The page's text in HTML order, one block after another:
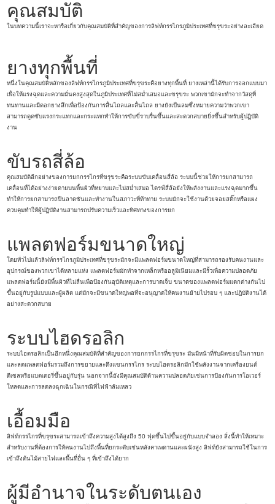
คุณสมบัติ
ในบทความนี้เราจะหารือเกี่ยวกับคุณสมบัติที่สำคัญของการลิฟท์กรรไกรภูมิประเทศที่ขรุขระอย่างละเอียด
ยางทุกพื้นที่
หนึ่งในคุณสมบัติหลักของลิฟท์กรรไกรภูมิประเทศที่ขรุขระคือยางทุกพื้นที่ ยางเหล่านี้ได้รับการออกแบบมา
เพื่อให้แรงฉุดและความมั่นคงสูงสุดในภูมิประเทศที่ไม่สม่ำเสมอและขรุขระ พวกเขามักจะทำจากวัสดุที่
ทนทานและมีดอกยางลึกเพื่อป้องกันการลื่นไถลและลื่นไถล ยางยังเป็นลมซึ่งหมายความว่าพวกเขา
สามารถดูดซับแรงกระแทกและกระแทกทำให้การขับขี่ราบรื่นขึ้นและสะดวกสบายยิ่งขึ้นสำหรับผู้ปฏิบัติ
งาน
ขับรถสี่ล้อ
คุณสมบัติอีกอย่างของการยกกรรไกรที่ขรุขระคือระบบขับเคลื่อนสี่ล้อ ระบบนี้ช่วยให้การยกสามารถ
เคลื่อนที่ได้อย่างง่ายดายบนพื้นผิวที่หยาบและไม่สม่ำเสมอ ไดรฟ์สี่ล้อยังให้พลังงานและแรงฉุดมากขึ้น
ทำให้การยกสามารถปีนลาดชันและทำงานในสภาวะที่ท้าทาย ระบบมักจะใช้งานด้วยจอยสติ๊กหรือแผง
ควบคุมทำให้ผู้ปฏิบัติงานสามารถปรับความเร็วและทิศทางของการยก
แพลตฟอร์มขนาดใหญ่
โดยทั่วไปแล้วลิฟท์กรรไกรภูมิประเทศที่ขรุขระมักจะมีแพลตฟอร์มขนาดใหญ่ที่สามารถรองรับคนงานและ
อุปกรณ์ของพวกเขาได้หลายแห่ง แพลตฟอร์มมักทำจากเหล็กหรืออลูมิเนียมและมีรั้วเพื่อความปลอดภัย
แพลตฟอร์มนี้ยังมีพื้นผิวที่ไม่ลื่นเพื่อป้องกันอุบัติเหตุและการบาดเจ็บ ขนาดของแพลตฟอร์มแตกต่างกันไป
ขึ้นอยู่กับรูปแบบและผู้ผลิต แต่มักจะมีขนาดใหญ่พอที่จะอนุญาตให้คนงานย้ายไปรอบ ๆ และปฏิบัติงานได้
อย่างสะดวกสบาย
ระบบไฮดรอลิก
ระบบไฮดรอลิกเป็นอีกหนึ่งคุณสมบัติที่สำคัญของการยกกรรไกรที่ขรุขระ มันมีหน้าที่รับผิดชอบในการยก
และลดแพลตฟอร์มรวมถึงการขยายและดึงแขนกรรไกร ระบบไฮดรอลิกมักใช้พลังงานจากเครื่องยนต์
ดีเซลหรือแบตเตอรี่ขึ้นอยู่กับรุ่น นอกจากนี้ยังมีคุณสมบัติด้านความปลอดภัยเช่นการป้องกันการโอเวอร์
โหลดและการลดลงฉุกเฉินในกรณีที่ไฟฟ้าล้มเหลว
เอื้อมมือ
ลิฟท์กรรไกรที่ขรุขระสามารถเข้าถึงความสูงได้สูงถึง 50 ฟุตขึ้นไปขึ้นอยู่กับแบบจำลอง สิ่งนี้ทำให้เหมาะ
สำหรับงานที่ต้องการให้คนงานไปถึงพื้นที่ยกระดับเช่นหลังคาเพดานและผนังสูง ลิฟท์ยังสามารถใช้ในการ
เข้าถึงต้นไม้สายไฟและพื้นที่อื่น ๆ ที่เข้าถึงได้ยาก
ผู้มีอำนาจในระดับตนเอง